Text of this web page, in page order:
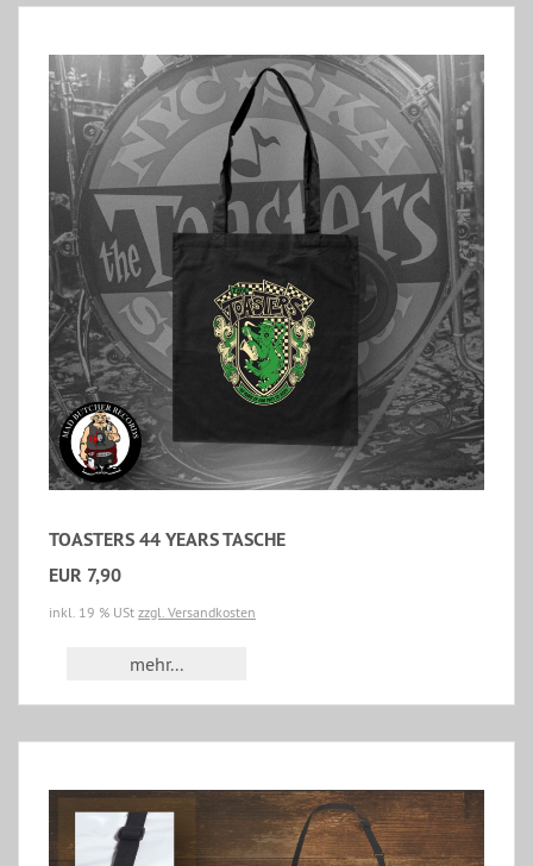
TOASTERS 44 YEARS TASCHE
EUR 7,90
inkl. 19 % USt zzgl. Versandkosten
mehr...